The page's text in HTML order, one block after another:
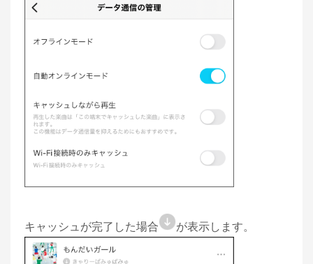
キャッシュが完了した場合 が表示します。